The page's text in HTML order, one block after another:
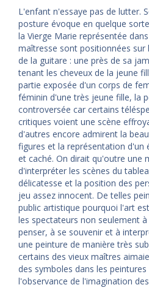
L'enfant n'essaye pas de lutter.
posture évoque en quelque
la Vierge Marie représentée
maîtresse sont positionnées
de la guitare : une près de sa
tenant les cheveux de la jeune
partie exposée d'un corps de
féminin d'une très jeune fille, la
controversée car certains
critiques voient une scène
d'autres encore admirent la
figures et la représentation d'un
et caché. On dirait qu'outre une
d'interpréter les scènes du
délicatesse et la position des
jeu assez innocent. De telles
public artistique pourquoi l'art
les spectateurs non seulement
penser, à se souvenir et à
une peinture de manière très
certains des vieux maîtres
des symboles dans les
l'observance de l'imagination